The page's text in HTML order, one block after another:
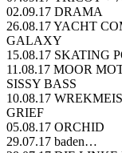
02.09.17 DRAMA
26.08.17 YACHT
GALAXY
15.08.17 SKATING
11.08.17 MOOR
SISSY BASS
10.08.17
GRIEF
05.08.17 ORCHID
29.07.17 baden…